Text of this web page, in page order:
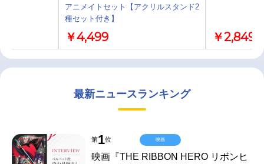
アニメイトセット【アクリルスタンド2
種セット付き】
￥4,499 ￥2,849
最新ニュースランキング
第1位
映画『THE RIBBON HERO リボンヒ
映画